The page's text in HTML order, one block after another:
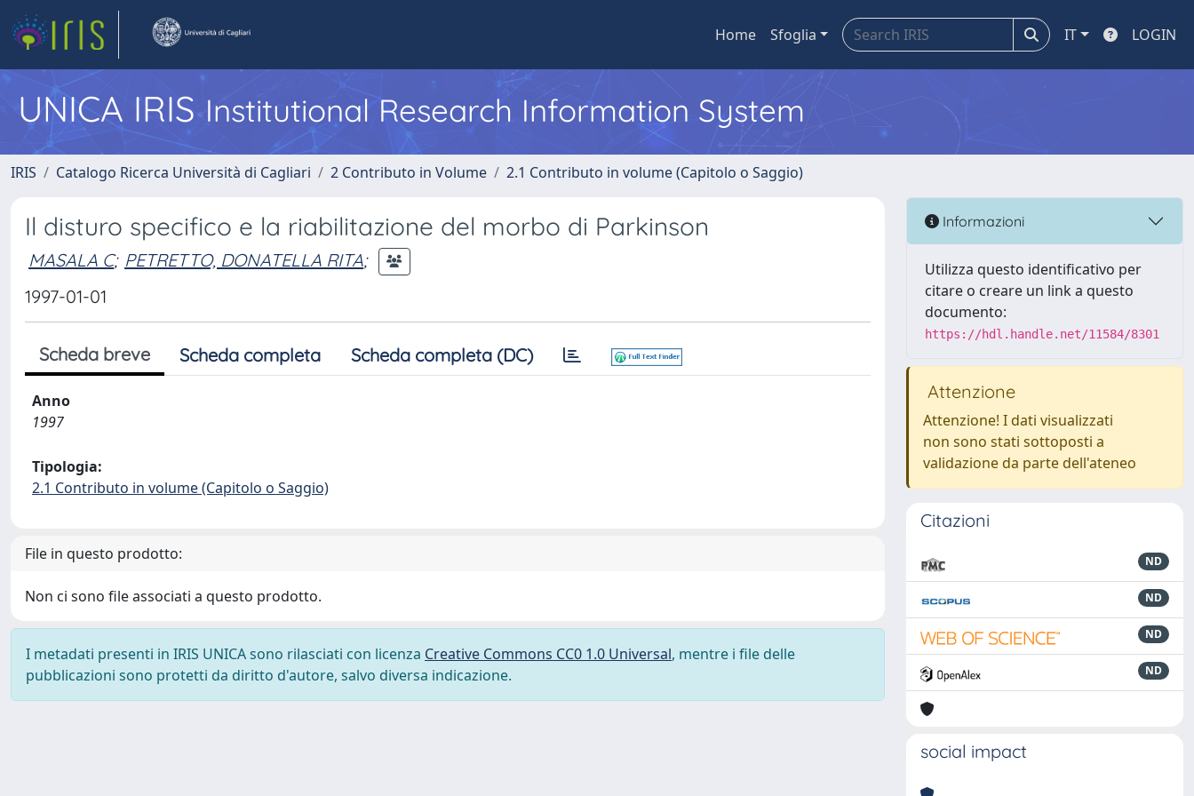
Home Sfoglia IT LOGIN
UNICA IRISInstitutional Research Information System
IRIS Catalogo Ricerca Università di Cagliari 2 Contributo in Volume 2.1 Contributo in volume (Capitolo o Saggio)
Il disturo specifico e la riabilitazione del morbo di Parkinson
MASALA C; PETRETTO, DONATELLA RITA;
1997-01-01
Scheda breve Scheda completa Scheda completa (DC)
Anno
1997
Tipologia:
2.1 Contributo in volume (Capitolo o Saggio)
File in questo prodotto:
Non ci sono file associati a questo prodotto.
I metadati presenti in IRIS UNICA sono rilasciati con licenza Creative Commons CC0 1.0 Universal, mentre i file delle
pubblicazioni sono protetti da diritto d'autore, salvo diversa indicazione.
Informazioni
Utilizza questo identificativo per
citare o creare un link a questo
documento:
https://hdl.handle.net/11584/8301
Attenzione
Attenzione! I dati visualizzati
non sono stati sottoposti a
validazione da parte dell'ateneo
Citazioni
ND
ND
ND
ND
social impact